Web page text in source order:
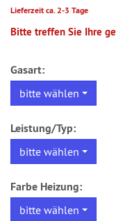
Lieferzeit ca. 2-3 Tage
Bitte treffen Sie Ihre
Gasart:
bitte wählen
Leistung/Typ:
bitte wählen
Farbe Heizung:
bitte wählen